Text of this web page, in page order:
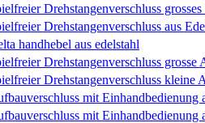
Drehstangenverschluss
Drehstangenverschluss aus
handhebel aus edelstahl
Drehstangenverschluss
Drehstangenverschluss
mit
mit